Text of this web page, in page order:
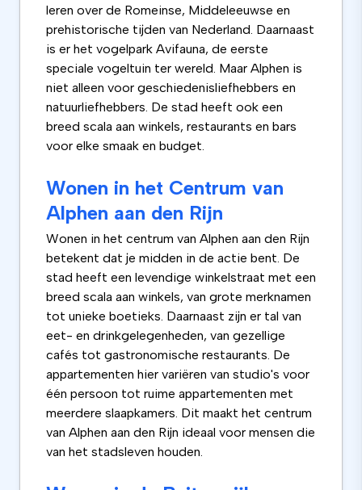
leren over de Romeinse, Middeleeuwse en
prehistorische tijden van Nederland. Daarnaast
is er het vogelpark Avifauna, de eerste
speciale vogeltuin ter wereld. Maar Alphen is
niet alleen voor geschiedenisliefhebbers en
natuurliefhebbers. De stad heeft ook een
breed scala aan winkels, restaurants en bars
voor elke smaak en budget.
Wonen in het Centrum van
Alphen aan den Rijn
Wonen in het centrum van Alphen aan den Rijn
betekent dat je midden in de actie bent. De
stad heeft een levendige winkelstraat met een
breed scala aan winkels, van grote merknamen
tot unieke boetieks. Daarnaast zijn er tal van
eet- en drinkgelegenheden, van gezellige
cafés tot gastronomische restaurants. De
appartementen hier variëren van studio's voor
één persoon tot ruime appartementen met
meerdere slaapkamers. Dit maakt het centrum
van Alphen aan den Rijn ideaal voor mensen die
van het stadsleven houden.